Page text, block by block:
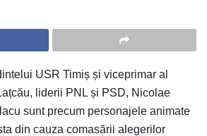
USR Timiș și viceprimar al
liderii PNL și PSD, Nicolae
sunt precum personajele animate
din cauza comasării alegerilor